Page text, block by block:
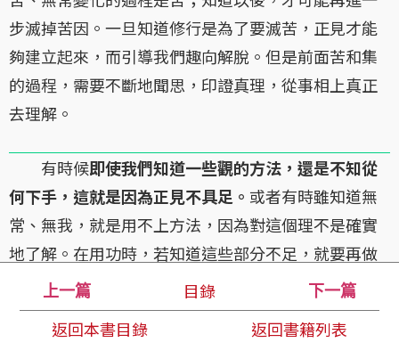
上一篇 目錄 下一篇
返回本書目錄 返回書籍列表
步滅掉苦因。一旦知道修行是為了要滅苦，正見才能
夠建立起來，而引導我們趣向解脫。但是前面苦和集
的過程，需要不斷地聞思，印證真理，從事相上真正
去理解。
有時候即使我們知道一些觀的方法，還是不知從
何下手，這就是因為正見不具足。 或者有時雖知道無
常、無我，就是用不上方法，因為對這個理不是確實
地了解。在用功時，若知道這些部分不足，就要再做
適當的加強。當然，這需要時間。修行需要時間，正
見的建立也需要時間。因此，不要希望一個禪七打完
之後，所有的問題就都解決了，每個人都開悟回家。